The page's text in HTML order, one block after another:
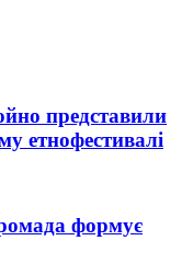
представили
етнофестивалі
формує